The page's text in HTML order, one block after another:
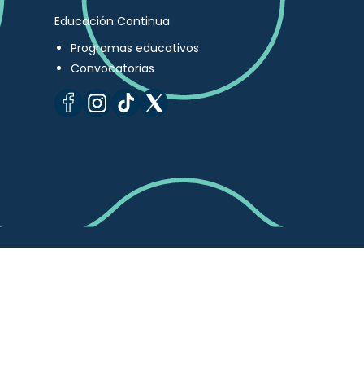
Educación Continua
Programas educativos
Convocatorias